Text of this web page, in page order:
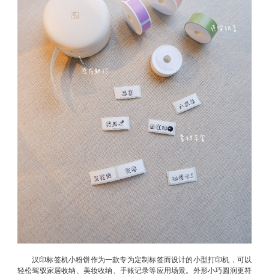
汉印标签机小粉饼作为一款专为定制标签而设计的小型打印机，可以
轻松驾驭家居收纳、美妆收纳、手账记录等应用场景。外形小巧圆润更符